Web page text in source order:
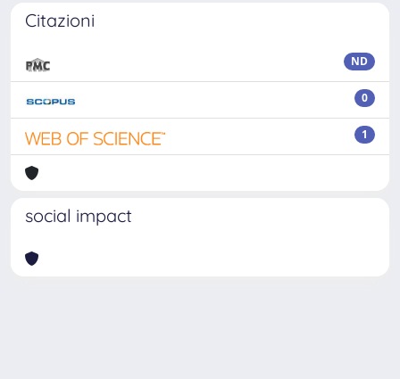
Citazioni
ND
0
1
social impact